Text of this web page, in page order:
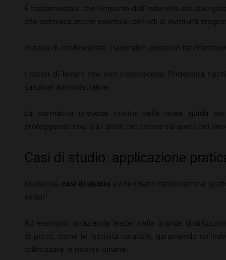
È fondamentale che l’importo dell’indennità sia
che definisca anche eventuali periodi di inattività
In caso di controversie, i lavoratori possono far
I datori di lavoro che non riconoscono l’indennità
sanzioni amministrative.
La normativa prevede inoltre delle linee guida
proteggendo così sia i diritti del datore sia quelli del
Casi di studio: applicazione
Numerosi casi di studio evidenziano l’applicazione
settori.
Ad esempio, un’azienda leader nella grande
di picco, come le festività natalizie, garantendo
ottimizzare le risorse umane.